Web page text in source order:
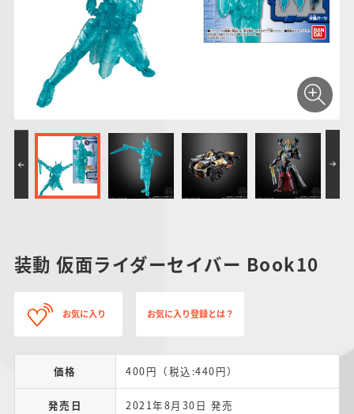
PROJECT R.E.D.・
スーパー戦隊シリー
ズ
ポケットモンスター
サンリオキャラクタ
ーズ
つりグミ SMPシリーズ キャラデコ
装動 仮面ライダーセイバー Book10
お気に入り お気に入り登録とは？
価格 400円（税込:440円）
発売日 2021年8月30日 発売